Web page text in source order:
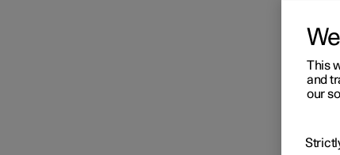
This
and
our